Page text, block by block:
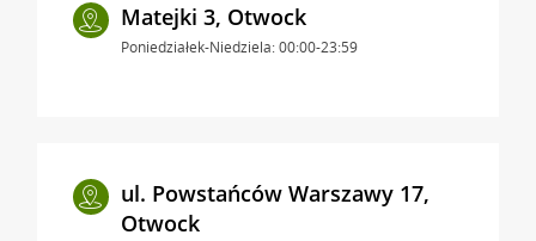
Matejki 3, Otwock
Poniedziałek-Niedziela: 00:00-23:59
ul. Powstańców Warszawy 17,
Otwock